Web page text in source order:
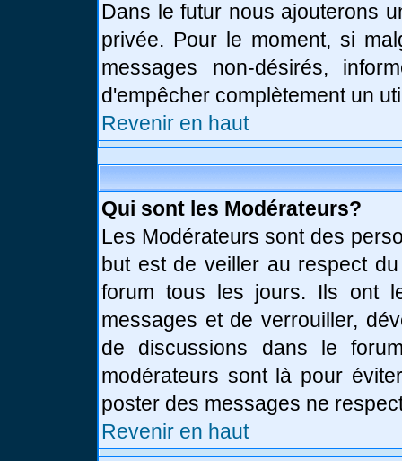
Dans le futur nous ajouterons
privée. Pour le moment, si
messages non-désirés,
d'empêcher complètement un
Revenir en haut
Qui sont les Modérateurs?
Les Modérateurs sont des
but est de veiller au respect
forum tous les jours. Ils ont
messages et de verrouiller,
de discussions dans le
modérateurs sont là pour
poster des messages ne
Revenir en haut